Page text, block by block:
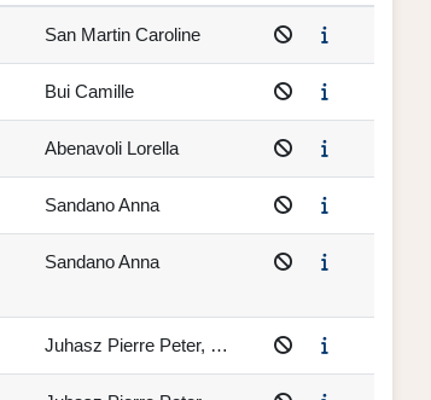
San Martin Caroline
Bui Camille
Abenavoli Lorella
Sandano Anna
Sandano Anna
Juhasz Pierre Peter, …